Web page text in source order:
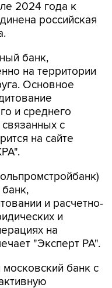
2024 года к
российская
банк,
на территории
Основное
и среднего
с
на сайте
и расчетно-
и
на
"Эксперт РА".
банк с